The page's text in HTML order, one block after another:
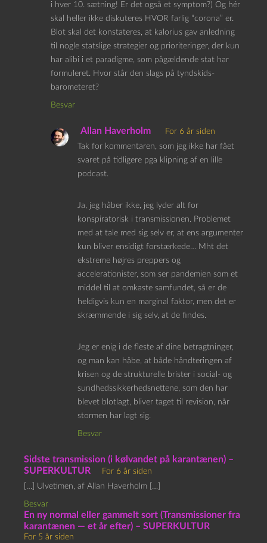
i hver 10. sætning! Er det også et symptom?) Og hér
skal heller ikke diskuteres HVOR farlig “corona” er.
Blot skal det konstateres, at kalorius gav anledning
til nogle statslige strategier og prioriteringer, der kun
har alibi i et paradigme, som pågældende stat har
formuleret. Hvor står den slags på tyndskids-
barometeret?
Besvar
Allan Haverholm
For 6 år siden
Tak for kommentaren, som jeg ikke har fået
svaret på tidligere pga klipning af en lille
podcast.
Ja, jeg håber ikke, jeg lyder alt for
konspiratorisk i transmissionen. Problemet
med at tale med sig selv er, at ens argumenter
kun bliver ensidigt forstærkede… Mht det
ekstreme højres preppers og
accelerationister, som ser pandemien som et
middel til at omkaste samfundet, så er de
heldigvis kun en marginal faktor, men det er
skræmmende i sig selv, at de findes.
Jeg er enig i de fleste af dine betragtninger,
og man kan håbe, at både håndteringen af
krisen og de strukturelle brister i social- og
sundhedssikkerhedsnettene, som den har
blevet blotlagt, bliver taget til revision, når
stormen har lagt sig.
Besvar
Sidste transmission (i kølvandet på karantænen) –
SUPERKULTUR
For 6 år siden
[…] Ulvetimen, af Allan Haverholm […]
Besvar
En ny normal eller gammelt sort (Transmissioner fra
karantænen — et år efter) – SUPERKULTUR
For 5 år siden